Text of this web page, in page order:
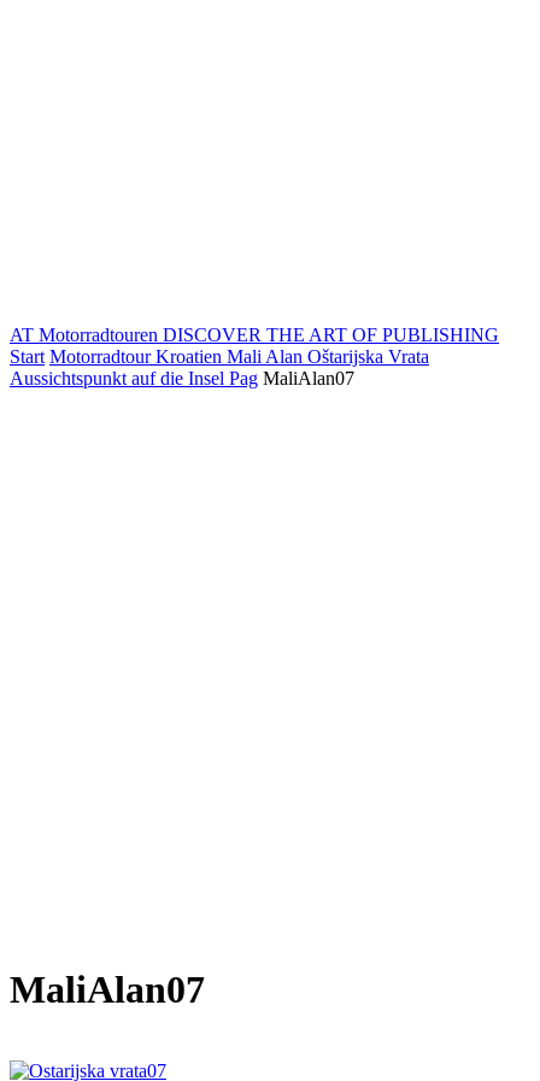
AT Motorradtouren DISCOVER THE ART OF PUBLISHING
Start Motorradtour Kroatien Mali Alan Oštarijska Vrata
Aussichtspunkt auf die Insel Pag MaliAlan07
MaliAlan07